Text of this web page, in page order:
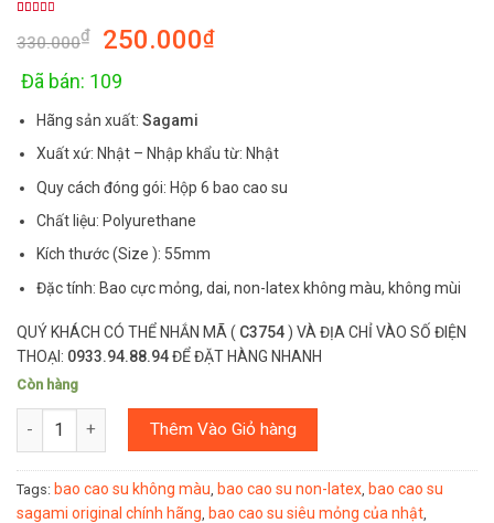
out of 5
based on
ratings
330.000₫ 250.000₫
Đã bán: 109
Hãng sản xuất:Sagami
Xuất xứ: Nhật – Nhập khẩu từ: Nhật
Quy cách đóng gói: Hộp 6 bao cao su
Chất liệu: Polyurethane
Kích thước (Size ): 55mm
Đặc tính: Bao cực mỏng, dai, non-latex không màu, không mùi
QUÝ KHÁCH CÓ THỂ NHẮN MÃ ( C3754 ) VÀ ĐỊA CHỈ VÀO SỐ ĐIỆN
THOẠI: 0933.94.88.94ĐỂ ĐẶT HÀNG NHANH
Còn hàng
Số lượng Thêm Vào Giỏ hàng
Tags: bao cao su không màu bao cao su non-latex bao cao su
sagami original chính hãng bao cao su siêu mỏng của nhật